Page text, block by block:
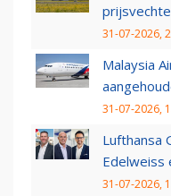
31-07-2026,
Malaysia
31-07-2026,
Lufthansa
Edelweiss
31-07-2026,